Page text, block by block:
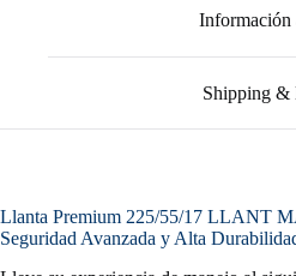
Información
Shipping &
Llanta Premium 225/55/17 LLANT
Seguridad Avanzada y Alta